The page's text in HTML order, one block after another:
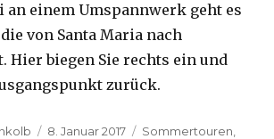
an einem Umspannwerk geht es
von Santa Maria nach
Hier biegen Sie rechts ein und
zurück.
Veröffentlicht
8. Januar 2017 Kategorien
Sommertouren